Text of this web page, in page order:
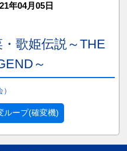
年04月05日
歌姫伝説～THE
～
ループ(確変機)